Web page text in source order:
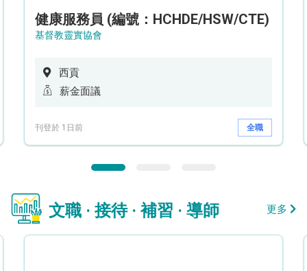
健康服務員 (編號：HCHDE/HSW/CTE)
基督教靈實協會
西貢
薪金面議
刊登於 1日前 全職
文職 · 接待 · 補習 · 導師 更多